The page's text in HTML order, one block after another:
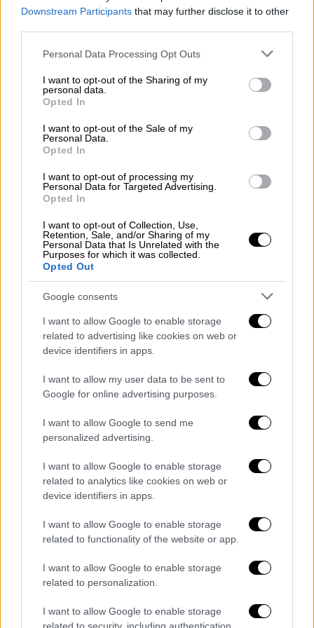
Downstream Participants that may further disclose it to other
Please note that this website/app uses one or more Google
not limited to your visit or usage behaviour. You may click to
grant or deny consent to Google and its third-party tags to
use your data for below specified purposes in below Google
consent section.
Personal Data Processing Opt Outs
I want to opt-out of the Sharing of my
personal data.
Opted In
I want to opt-out of the Sale of my
Personal Data.
Opted In
I want to opt-out of processing my
Personal Data for Targeted Advertising.
Opted In
I want to opt-out of Collection, Use,
Retention, Sale, and/or Sharing of my
Personal Data that Is Unrelated with the
Purposes for which it was collected.
Opted Out
Google consents
I want to allow Google to enable storage
related to advertising like cookies on web or
device identifiers in apps.
I want to allow my user data to be sent to
Google for online advertising purposes.
I want to allow Google to send me
personalized advertising.
I want to allow Google to enable storage
related to analytics like cookies on web or
device identifiers in apps.
I want to allow Google to enable storage
related to functionality of the website or app.
I want to allow Google to enable storage
related to personalization.
I want to allow Google to enable storage
χτυπά κατά λάθος με τη στέκα του
αν έχει κοπεί. Λίγες στιγμές αργότερα, ένα
μέλος του προσωπικούτου μπαρ, πιθανόν
ένας πορτιέρης, πλησιάζει τον σύζυγο και
This is how a man handles business…
This drunk idiot learned the hard way.
pic.twitter.com/HXMySc1FQg
— Graham Allen (@GrahamAllen)
April
27, 2026
Διχασμένες γνώμες στο διαδίκτυο
Το βίντεο προκάλεσε
ποικίλες αντιδράσεις
στο διαδίκτυο: από υποστηρικτές που
δήλωσαν ότι θα έκαναν το ίδιο, μέχρι
επικριτές που υποστήριξαν ότι ο σύζυγος το
παράκανε. «Ένα τόσο δυνατό χτύπημα σε
έναν μεθυσμένο αντίπαλο πολύ μικρότερου
αναστήματος; Όχι. Τον αντιμετωπίζεις, τον
κάνεις να ζητήσει συγγνώμη
πάει σπίτι να συνέλθει. Αυτό είναι χαμηλού
επιπέδου συμπεριφορά», έγραψε ένας
χρήστης στο X.
«Έτσικαταλήγεις στη φυλακή… κάποια
πράγματα απλώς δεν αξίζουν, κατά τη γνώμη
μου…», σχολίασε κάποιος άλλος. «Ο τύπος
είναι πολύ ανασφαλής, ακόμα και η γυναίκα
γινόταν αν ο άλλος ήτανμεγαλύτερος,